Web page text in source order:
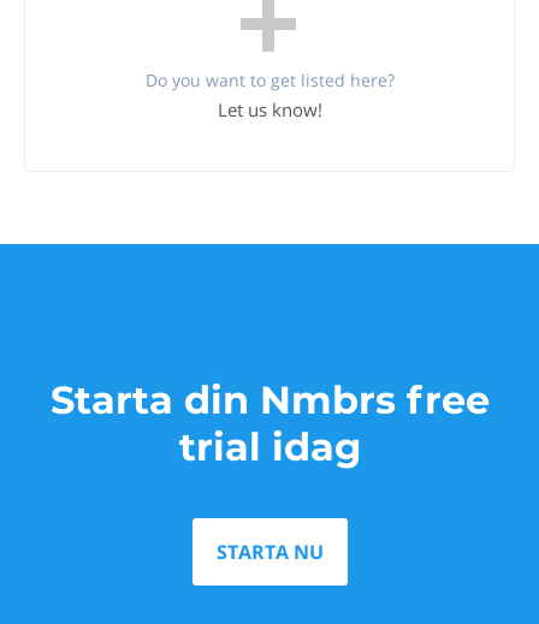
Do you want to get listed here?
Let us know!
Starta din Nmbrs free
trial idag
STARTA NU